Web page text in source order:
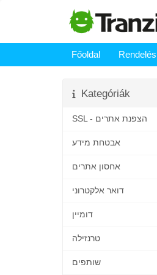
Főoldal Rendelés
Kategóriák
SSL - הצפנת אתרים
אבטחת מידע
אחסון אתרים
דואר אלקטרוני
דומיין
טרנזילה
שותפים